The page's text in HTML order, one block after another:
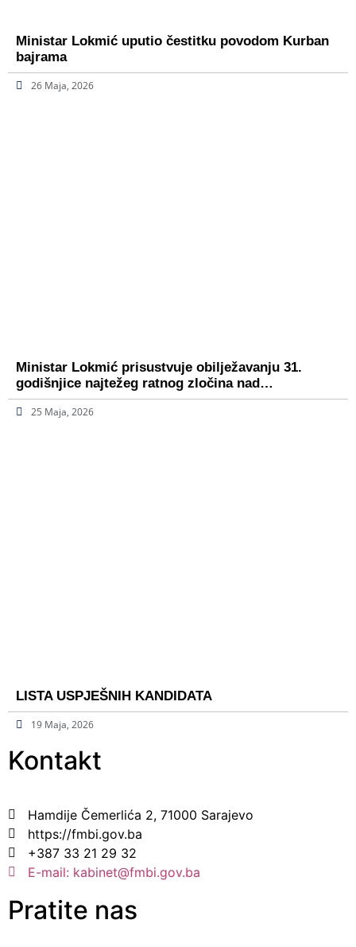
Ministar Lokmić uputio čestitku povodom Kurban
bajrama
26 Maja, 2026
Ministar Lokmić prisustvuje obilježavanju 31.
godišnjice najtežeg ratnog zločina nad…
25 Maja, 2026
LISTA USPJEŠNIH KANDIDATA
19 Maja, 2026
Kontakt
Hamdije Čemerlića 2, 71000 Sarajevo
https://fmbi.gov.ba
+387 33 21 29 32
E-mail: kabinet@fmbi.gov.ba
Pratite nas